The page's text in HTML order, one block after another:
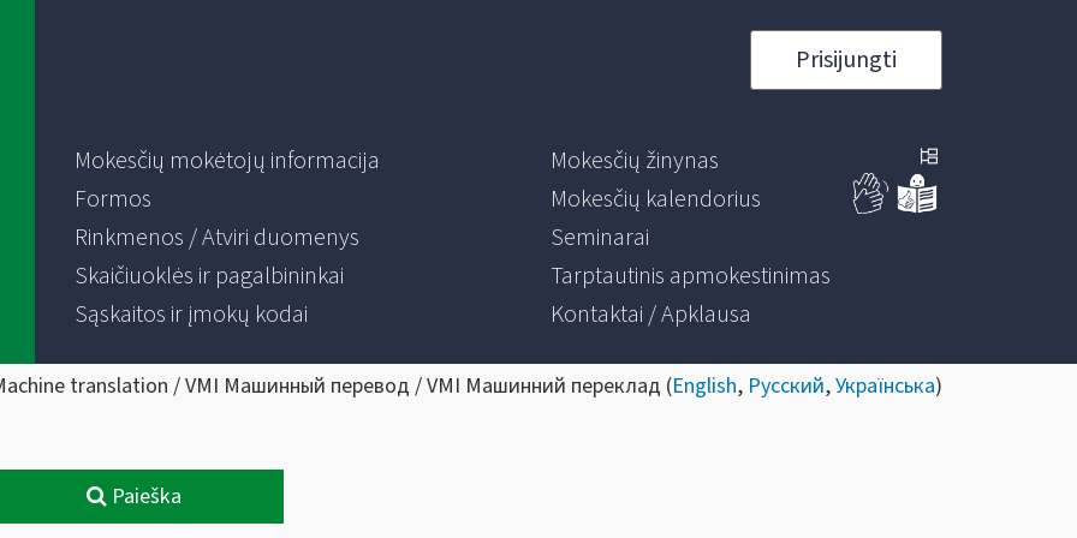
Prisijungti
Mokesčių mokėtojų informacija
Formos
Rinkmenos / Atviri duomenys
Skaičiuoklės ir pagalbininkai
Sąskaitos ir įmokų kodai
Mokesčių žinynas
Mokesčių kalendorius
Seminarai
Tarptautinis apmokestinimas
Kontaktai / Apklausa
translation / VMI Машинный перевод / VMI Машинний переклад (English, Русский,Українська)
Paieška